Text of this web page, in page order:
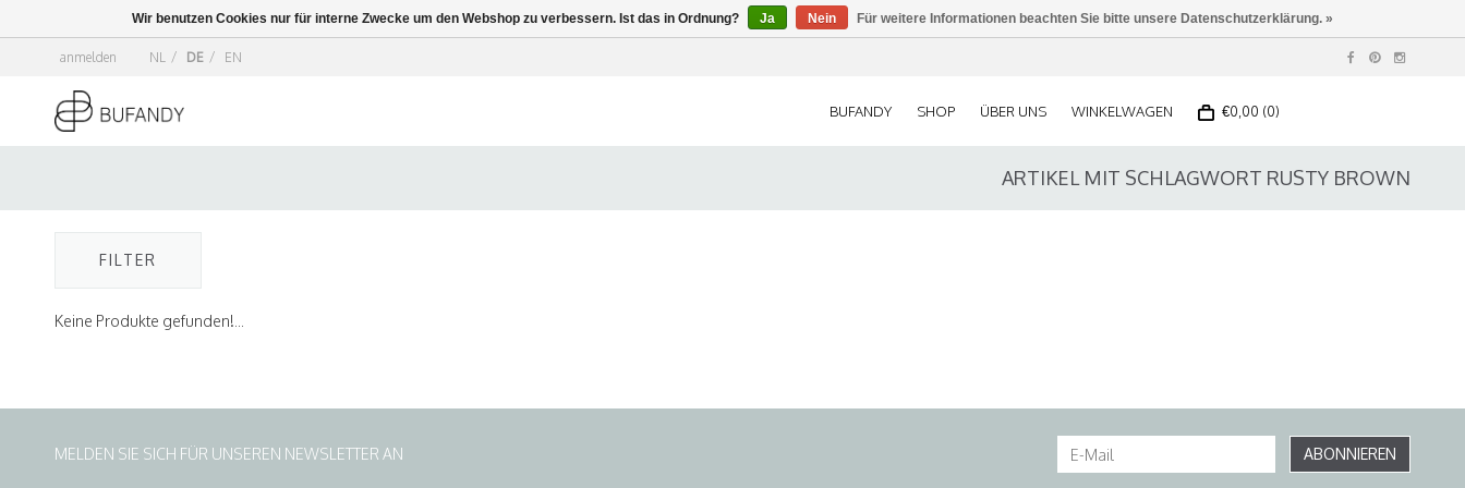
anmelden NL / DE / EN
BUFANDY SHOP ÜBER UNS WINKELWAGEN €0,00 (0)
ARTIKEL MIT SCHLAGWORT RUSTY BROWN
FILTER
Keine Produkte gefunden!...
MELDEN SIE SICH FÜR UNSEREN NEWSLETTER AN ABONNIEREN
Wir benutzen Cookies nur für interne Zwecke um den Webshop zu verbessern. Ist das in Ordnung? Ja Nein Für weitere Informationen beachten Sie bitte unsere Datenschutzerklärung. »